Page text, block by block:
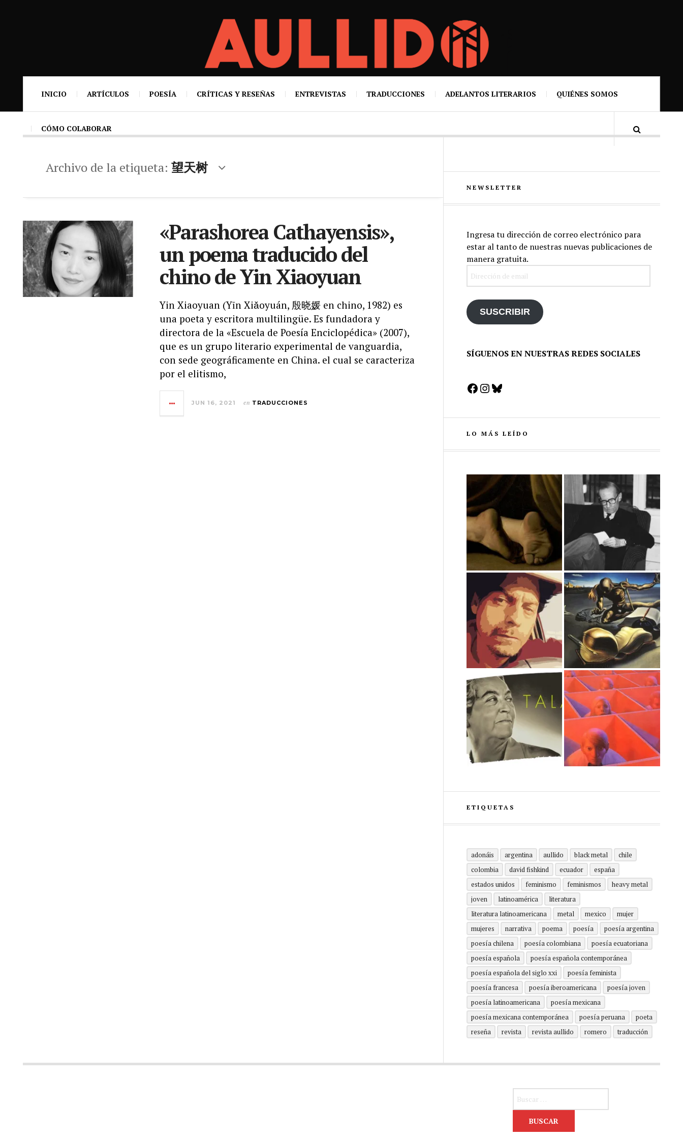
INICIO ARTÍCULOS POESÍA CRÍTICAS Y RESEÑAS ENTREVISTAS TRADUCCIONES ADELANTOS LITERARIOS QUIÉNES SOMOS
CÓMO COLABORAR
Archivo de la etiqueta: 望天树
«Parashorea Cathayensis»,
un poema traducido del
chino de Yin Xiaoyuan
Yin Xiaoyuan (Yīn Xiǎoyuán, 殷晓媛 en chino, 1982) es
una poeta y escritora multilingüe. Es fundadora y
directora de la «Escuela de Poesía Enciclopédica» (2007),
que es un grupo literario experimental de vanguardia,
con sede geográficamente en China. el cual se caracteriza
por el elitismo,
JUN 16, 2021 en TRADUCCIONES
NEWSLETTER
Ingresa tu dirección de correo electrónico para
estar al tanto de nuestras nuevas publicaciones de
manera gratuita.
SUSCRIBIR
SÍGUENOS EN NUESTRAS REDES SOCIALES
Facebook
Instagram
Bluesky
LO MÁS LEÍDO
ETIQUETAS
adonáis argentina aullido black metal
chile
colombia
david fishkind ecuador
españa
estados unidos
feminismo feminismos
heavy metal
joven
latinoamérica
literatura
literatura latinoamericana
metal mexico
mujer
mujeres
narrativa poema poesía
poesía argentina
poesía chilena
poesía colombiana
poesía ecuatoriana
poesía española
poesía española contemporánea
poesía española del siglo xxi
poesía feminista
poesía francesa
poesía iberoamericana
poesía joven
poesía latinoamericana
poesía mexicana
poesía mexicana contemporánea
poesía peruana
poeta
reseña
revista revista aullido romero traducción